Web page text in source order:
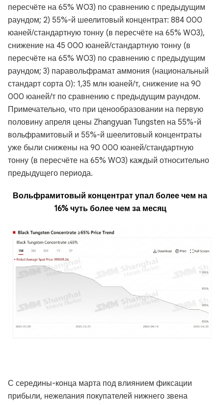
пересчёте на 65% WO3) по сравнению с предыдущим
раундом; 2) 55%-й шеелитовый концентрат: 884 000
юаней/стандартную тонну (в пересчёте на 65% WO3),
снижение на 45 000 юаней/стандартную тонну (в
пересчёте на 65% WO3) по сравнению с предыдущим
раундом; 3) паравольфрамат аммония (национальный
стандарт сорта 0): 1,35 млн юаней/т, снижение на 90
000 юаней/т по сравнению с предыдущим раундом.
Примечательно, что при ценообразовании на первую
половину апреля цены Zhangyuan Tungsten на 55%-й
вольфрамитовый и 55%-й шеелитовый концентраты
уже были снижены на 90 000 юаней/стандартную
тонну (в пересчёте на 65% WO3) каждый относительно
предыдущего периода.
Вольфрамитовый концентрат упал более чем на
16% чуть более чем за месяц
С середины-конца марта под влиянием фиксации
прибыли, нежелания покупателей нижнего звена